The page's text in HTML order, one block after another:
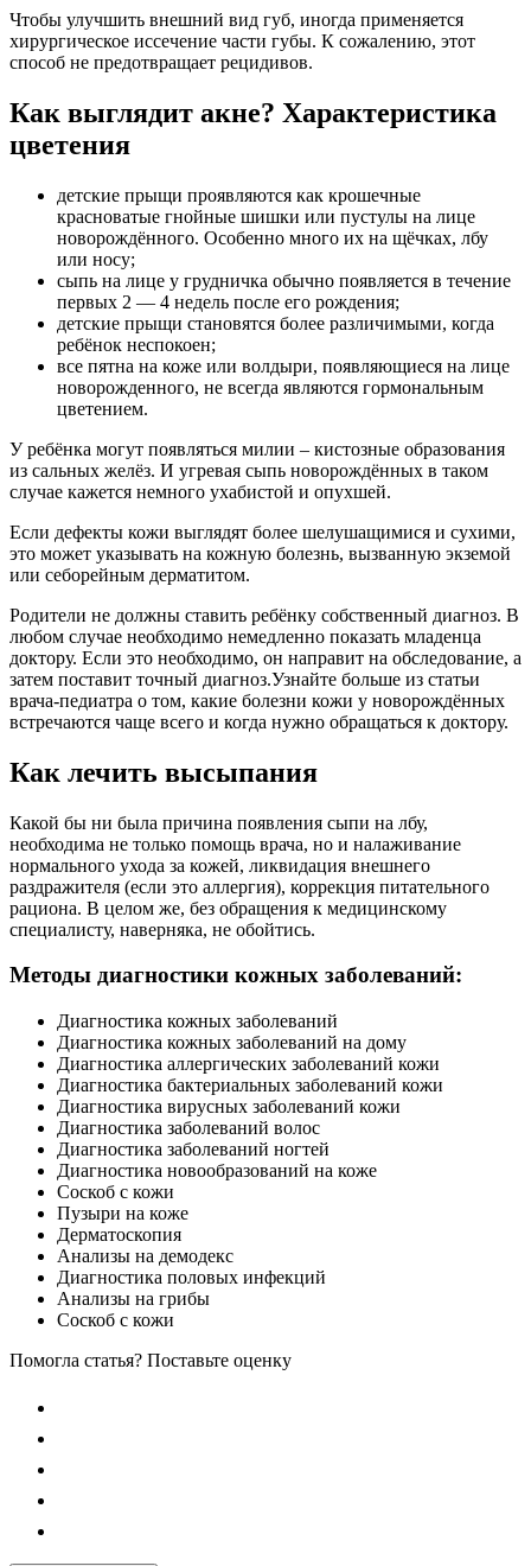
Чтобы улучшить внешний вид губ, иногда применяется
хирургическое иссечение части губы. К сожалению, этот
способ не предотвращает рецидивов.
Как выглядит акне? Характеристика
цветения
детские прыщи проявляются как крошечные
красноватые гнойные шишки или пустулы на лице
новорождённого. Особенно много их на щёчках, лбу
или носу;
сыпь на лице у грудничка обычно появляется в течение
первых 2 — 4 недель после его рождения;
детские прыщи становятся более различимыми, когда
ребёнок неспокоен;
все пятна на коже или волдыри, появляющиеся на лице
новорожденного, не всегда являются гормональным
цветением.
У ребёнка могут появляться милии – кистозные образования
из сальных желёз. И угревая сыпь новорождённых в таком
случае кажется немного ухабистой и опухшей.
Если дефекты кожи выглядят более шелушащимися и сухими,
это может указывать на кожную болезнь, вызванную экземой
или себорейным дерматитом.
Родители не должны ставить ребёнку собственный диагноз. В
любом случае необходимо немедленно показать младенца
доктору. Если это необходимо, он направит на обследование, а
затем поставит точный диагноз.Узнайте больше из статьи
врача-педиатра о том, какие болезни кожи у новорождённых
встречаются чаще всего и когда нужно обращаться к доктору.
Как лечить высыпания
Какой бы ни была причина появления сыпи на лбу,
необходима не только помощь врача, но и налаживание
нормального ухода за кожей, ликвидация внешнего
раздражителя (если это аллергия), коррекция питательного
рациона. В целом же, без обращения к медицинскому
специалисту, наверняка, не обойтись.
Методы диагностики кожных заболеваний:
Диагностика кожных заболеваний
Диагностика кожных заболеваний на дому
Диагностика аллергических заболеваний кожи
Диагностика бактериальных заболеваний кожи
Диагностика вирусных заболеваний кожи
Диагностика заболеваний волос
Диагностика заболеваний ногтей
Диагностика новообразований на коже
Соскоб с кожи
Пузыри на коже
Дерматоскопия
Анализы на демодекс
Диагностика половых инфекций
Анализы на грибы
Соскоб с кожи
Помогла статья? Поставьте оценку